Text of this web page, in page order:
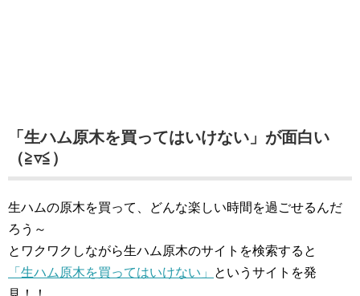
「生ハム原木を買ってはいけない」が面白い
（≧▿≦）
生ハムの原木を買って、どんな楽しい時間を過ごせるんだ
ろう～
とワクワクしながら生ハム原木のサイトを検索すると
「生ハム原木を買ってはいけない」
というサイトを発